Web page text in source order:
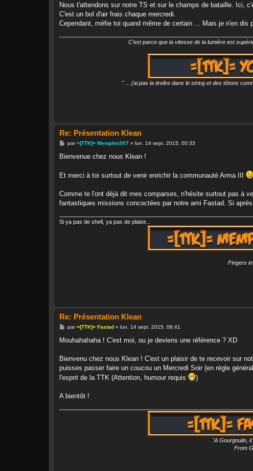
a
g
Nous t'attendons sur notre TS et sur le champs de bataille. Ici,
C'est un bol d'air frais chaque mercredi.
Cependant, méfie toi quand même de certain ... Mais je n'en dis
C’est parce que la vitesse de la lumière est
" ... j'ai pas la tirelire dans le string et des tétons
Re: Présentation Klean
M
s
g
e
par=[TTK]= Memphis007» lun. 14 sept. 2015, 00:33
Bienvenue chez nous Klean !
Et merci à toi surtout de venir enrichir la communauté Arma III
Comme te l'ont déjà dit mes comparses, n'hésite surtout pas à
fantastiques missions concoctées par notre ami Fastad. Si
Si ya pas de shell, ya pas de plaisir...
Fingers in
Re: Présentation Klean
M
s
g
par=[TTK]= Fastad» lun. 14 sept. 2015, 08:41
Mouhahahaha ! C'est moi, ou je deviens une référence ? XD
Bienvenu chez nous Klean ! C'est un plaisir de te recevoir sur
puisses passer faire un coucou un Mercredi Soir (en règle
l'esprit de la TTK (Attention, humour requis
)
A bientôt !
"A Gourgoulin,
From